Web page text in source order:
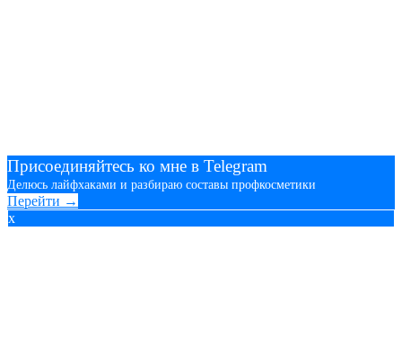
Присоединяйтесь ко мне в Telegram
Делюсь лайфхаками и разбираю составы профкосметики
Перейти →
x